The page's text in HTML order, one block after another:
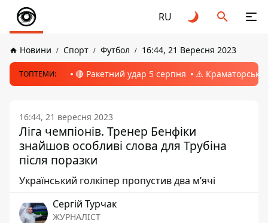
RU
Новини Спорт Футбол 16:44, 21 Вересня 2023
ТОПТЕМИ: 🔴 Ракетний удар 5 серпня ⚠️ Краматорськ,
16:44, 21 вересня 2023
Ліга чемпіонів. Тренер Бенфіки
знайшов особливі слова для Трубіна
після поразки
Український голкіпер пропустив два м’ячі
Сергій Турчак
ЖУРНАЛІСТ